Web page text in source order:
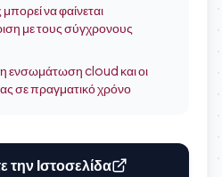
να φαίνεται
με τους σύγχρονους
ενσωμάτωση cloud και οι
σε πραγματικό χρόνο
την Ιστοσελίδα